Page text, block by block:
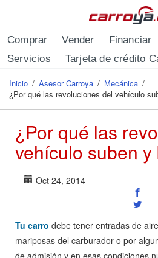
Comprar Vender Financiar
Servicios
Tarjeta de crédito
Se encuentra usted aquí
Inicio / Asesor Carroya / Mecánica /
¿Por qué las revoluciones del vehículo
¿Por qué las
vehículo suben y
Oct 24, 2014
Tu carro debe tener entradas de
mariposas del carburador o por
de admisión y en esas condiciones